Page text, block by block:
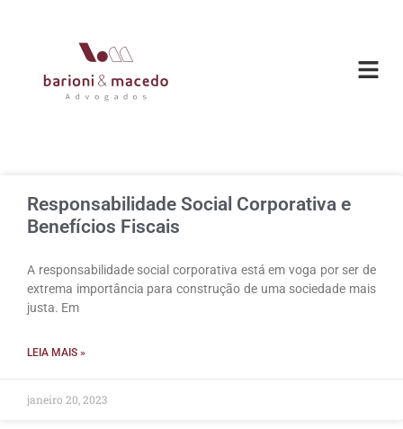
Responsabilidade Social Corporativa e
Benefícios Fiscais
A responsabilidade social corporativa está em voga por ser de
extrema importância para construção de uma sociedade mais
justa. Em
LEIA MAIS »
janeiro 20, 2023